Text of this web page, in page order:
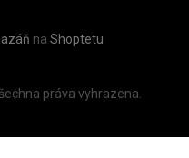
na Shoptetu
práva vyhrazena.